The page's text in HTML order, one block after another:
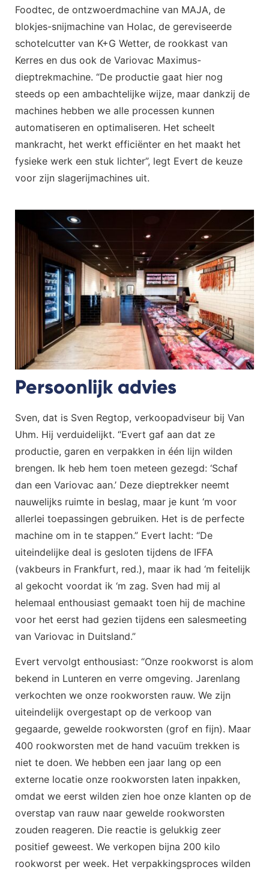
Foodtec, de ontzwoerdmachine van MAJA, de
blokjes-snijmachine van Holac, de gereviseerde
schotelcutter van K+G Wetter, de rookkast van
Kerres en dus ook de Variovac Maximus-
dieptrekmachine. “De productie gaat hier nog
steeds op een ambachtelijke wijze, maar dankzij de
machines hebben we alle processen kunnen
automatiseren en optimaliseren. Het scheelt
mankracht, het werkt efficiënter en het maakt het
fysieke werk een stuk lichter”, legt Evert de keuze
voor zijn slagerijmachines uit.
Persoonlijk advies
Sven, dat is Sven Regtop, verkoopadviseur bij Van
Uhm. Hij verduidelijkt. “Evert gaf aan dat ze
productie, garen en verpakken in één lijn wilden
brengen. Ik heb hem toen meteen gezegd: ‘Schaf
dan een Variovac aan.’ Deze dieptrekker neemt
nauwelijks ruimte in beslag, maar je kunt ‘m voor
allerlei toepassingen gebruiken. Het is de perfecte
machine om in te stappen.” Evert lacht: “De
uiteindelijke deal is gesloten tijdens de IFFA
(vakbeurs in Frankfurt, red.), maar ik had ‘m feitelijk
al gekocht voordat ik ‘m zag. Sven had mij al
helemaal enthousiast gemaakt toen hij de machine
voor het eerst had gezien tijdens een salesmeeting
van Variovac in Duitsland.”
Evert vervolgt enthousiast: “Onze rookworst is alom
bekend in Lunteren en verre omgeving. Jarenlang
verkochten we onze rookworsten rauw. We zijn
uiteindelijk overgestapt op de verkoop van
gegaarde, gewelde rookworsten (grof en fijn). Maar
400 rookworsten met de hand vacuüm trekken is
niet te doen. We hebben een jaar lang op een
externe locatie onze rookworsten laten inpakken,
omdat we eerst wilden zien hoe onze klanten op de
overstap van rauw naar gewelde rookworsten
zouden reageren. Die reactie is gelukkig zeer
positief geweest. We verkopen bijna 200 kilo
rookworst per week. Het verpakkingsproces wilden